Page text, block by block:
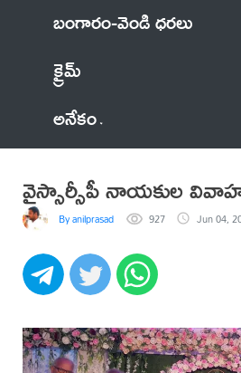
బంగారం-వెండి ధరలు
క్రైమ్
అనేకం
వైస్సార్సీపీ నాయకుల వివాహ
By anilprasad 927 Jun 04,